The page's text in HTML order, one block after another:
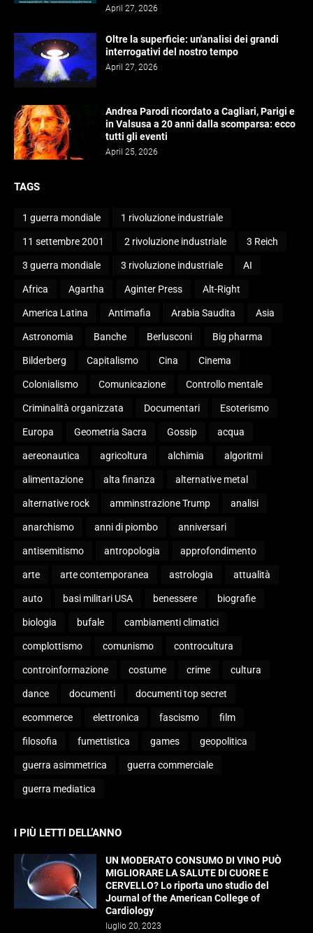
April 27, 2026
Oltre la superficie: un'analisi dei grandi
interrogativi del nostro tempo
April 27, 2026
Andrea Parodi ricordato a Cagliari, Parigi e
in Valsusa a 20 anni dalla scomparsa: ecco
tutti gli eventi
April 25, 2026
TAGS
1 guerra mondiale 1 rivoluzione industriale
11 settembre 2001 2 rivoluzione industriale 3 Reich
3 guerra mondiale 3 rivoluzione industriale AI
Africa Agartha Aginter Press Alt-Right
America Latina Antimafia Arabia Saudita Asia
Astronomia Banche Berlusconi Big pharma
Bilderberg Capitalismo Cina Cinema
Colonialismo Comunicazione Controllo mentale
Criminalità organizzata Documentari Esoterismo
Europa Geometria Sacra Gossip acqua
aereonautica agricoltura alchimia algoritmi
alimentazione alta finanza alternative metal
alternative rock amminstrazione Trump analisi
anarchismo anni di piombo anniversari
antisemitismo antropologia approfondimento
arte arte contemporanea astrologia attualità
auto basi militari USA benessere biografie
biologia bufale cambiamenti climatici
complottismo comunismo controcultura
controinformazione costume crime cultura
dance documenti documenti top secret
ecommerce elettronica fascismo film
filosofia fumettistica games geopolitica
guerra asimmetrica guerra commerciale
guerra mediatica
I PIÙ LETTI DELL’ANNO
UN MODERATO CONSUMO DI VINO PUÒ
MIGLIORARE LA SALUTE DI CUORE E
CERVELLO? Lo riporta uno studio del
Journal of the American College of
Cardiology
luglio 20, 2023